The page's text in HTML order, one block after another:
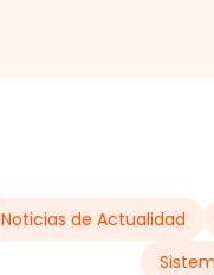
Noticias de Actualidad